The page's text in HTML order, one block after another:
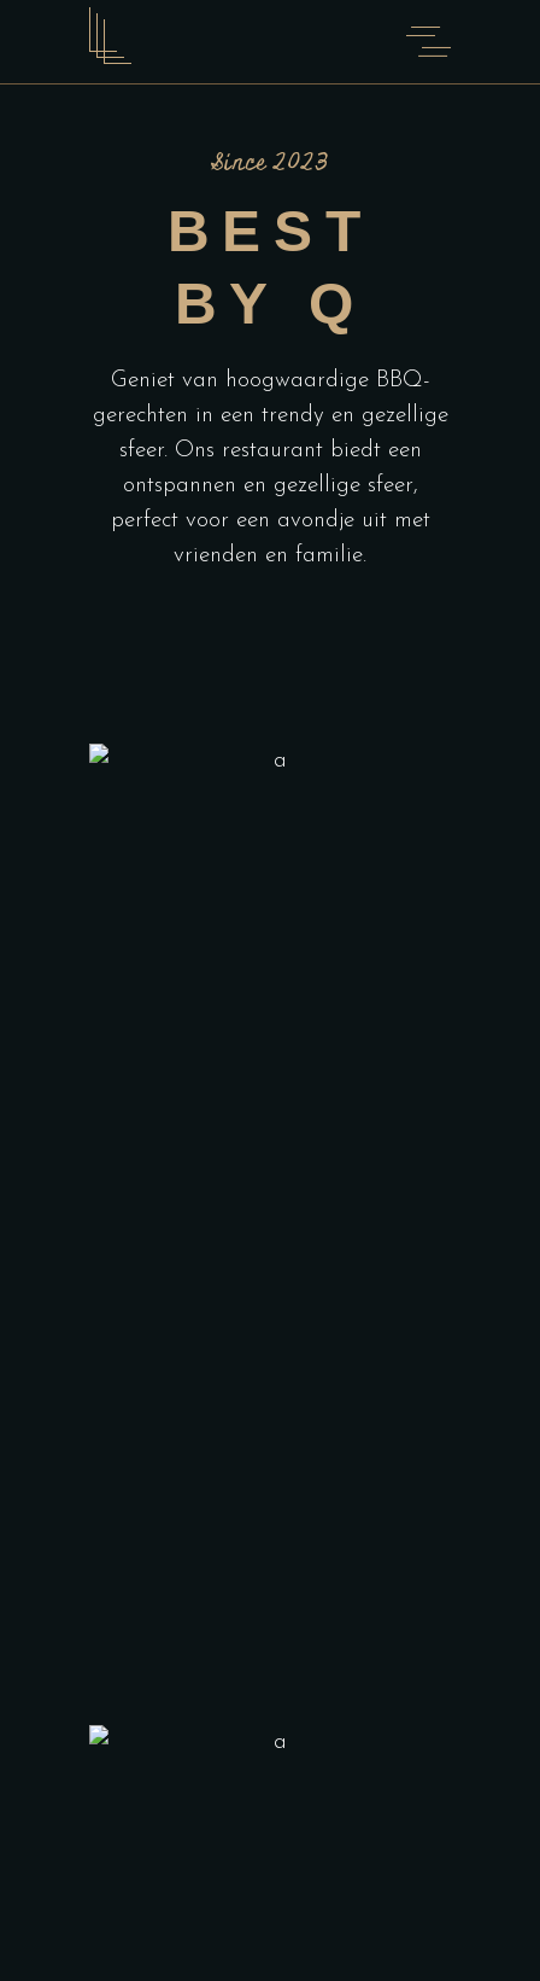
Since 2023
BEST
BY Q
Geniet van hoogwaardige BBQ-
gerechten in een trendy en gezellige
sfeer. Ons restaurant biedt een
ontspannen en gezellige sfeer,
perfect voor een avondje uit met
vrienden en familie.